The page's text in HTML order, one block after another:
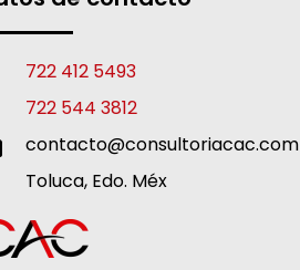
722 412 5493
722 544 3812
contacto@consultoriacac.com
Toluca, Edo. Méx